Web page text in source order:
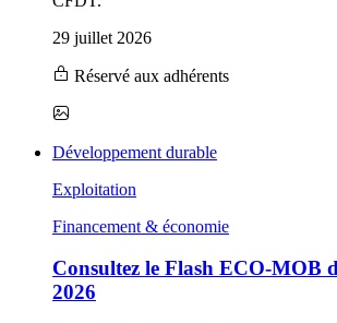
29 juillet 2026
Réservé aux adhérents
Développement durable
Exploitation
Financement & économie
Consultez le Flash ECO-MOB
2026